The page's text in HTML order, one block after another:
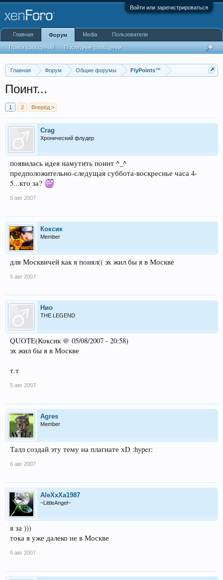
Войти или зарегистрироваться
Главная Форум Общие форумы FlyPoints™
Поинт...
1 2 Вперёд >
Crag
Хронический флудер
появилась идея намутить поинт ^_^
предположительно-следущая суббота-воскреснье часа 4-
5...кто за?
5 авг 2007
Коксик
Member
для Москвичей как я понял(( эх жил бы я в Москве
5 авг 2007
Нио
THE LEGEND
QUOTE(Коксик @ 05/08/2007 - 20:58)
эх жил бы я в Москве
т.т
5 авг 2007
Agres
Member
Талл создай эту тему на плагиате хD :hyper:
6 авг 2007
AleXxXa1987
~LittleAngel~
я за )))
тока я уже далеко не в Москве
6 авг 2007
Главная Форум
Поиск сообщений Последние сообщения
Media Пользователи